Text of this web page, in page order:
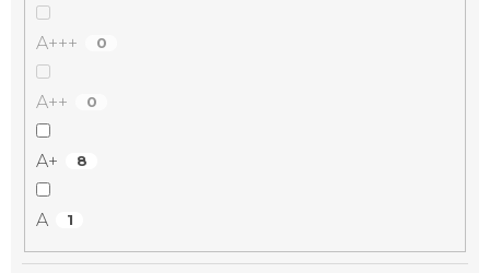
A+++ 0
A++ 0
A+ 8
A 1